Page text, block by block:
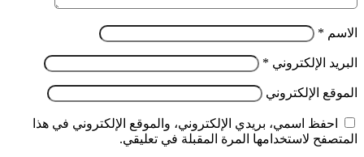
الاسم *
البريد الإلكتروني *
الموقع الإلكتروني
احفظ اسمي، بريدي الإلكتروني، والموقع الإلكتروني في هذا
المتصفح لاستخدامها المرة المقبلة في تعليقي.